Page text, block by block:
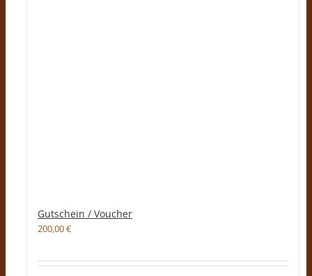
Gutschein / Voucher
200,00€